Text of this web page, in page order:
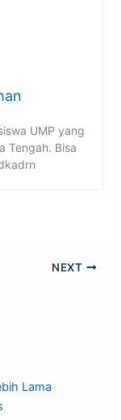
UMP yang
Tengah. Bisa
NEXT